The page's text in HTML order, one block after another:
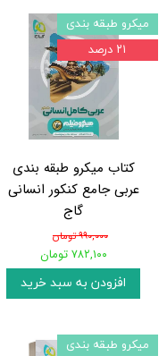
کتاب میکرو طبقه بندی
عربی جامع کنکور انسانی
گاج
۹۹۰,۰۰۰ تومان
۷۸۲,۱۰۰ تومان
افزودن به سبد خرید
میکرو طبقه بندی
۲۱ درصد
میکرو طبقه بندی